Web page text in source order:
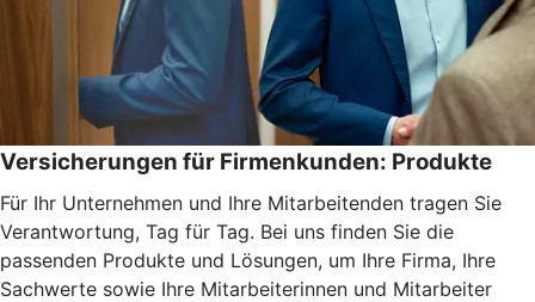
Versicherungen für Firmenkunden: Produkte
Für Ihr Unternehmen und Ihre Mitarbeitenden tragen Sie
Verantwortung, Tag für Tag. Bei uns finden Sie die
passenden Produkte und Lösungen, um Ihre Firma, Ihre
Sachwerte sowie Ihre Mitarbeiterinnen und Mitarbeiter